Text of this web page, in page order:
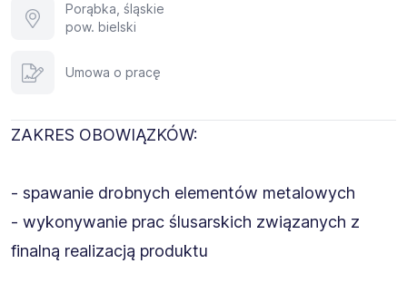
Porąbka, śląskie
pow. bielski
Umowa o pracę
ZAKRES OBOWIĄZKÓW:
- spawanie drobnych elementów metalowych
- wykonywanie prac ślusarskich związanych z
finalną realizacją produktu